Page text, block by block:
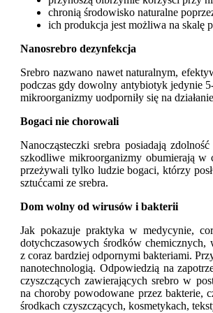
chronią środowisko naturalne
ich produkcja jest możliwa na skalę
Nanosrebro dezynfekcja
Srebro nazwano nawet naturalnym,
podczas gdy dowolny antybiotyk jedynie
mikroorganizmy uodporniły się na
Bogaci nie chorowali
Nanocząsteczki srebra posiadają
szkodliwe mikroorganizmy obumierają
przeżywali tylko ludzie bogaci, którzy
sztućcami ze srebra.
Dom wolny od wirusów i bakterii
Jak pokazuje praktyka w medycynie,
dotychczasowych środków
z coraz bardziej odpornymi bakteriami.
nanotechnologią. Odpowiedzią na
czyszczących zawierających srebro w
na choroby powodowane przez bakterie,
środkach czyszczących, kosmetykach,